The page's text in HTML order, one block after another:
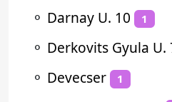
⚬ Darnay U. 10 1
⚬ Derkovits Gyula U.
⚬ Devecser 1